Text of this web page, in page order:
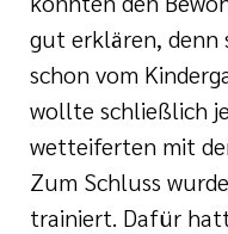
gut erklären, denn
schon vom
wollte schließlich
wetteiferten mit
Zum Schluss
trainiert. Dafür